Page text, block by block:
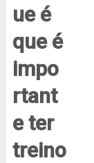
ue é
que é
impo
rtant
e ter
treino